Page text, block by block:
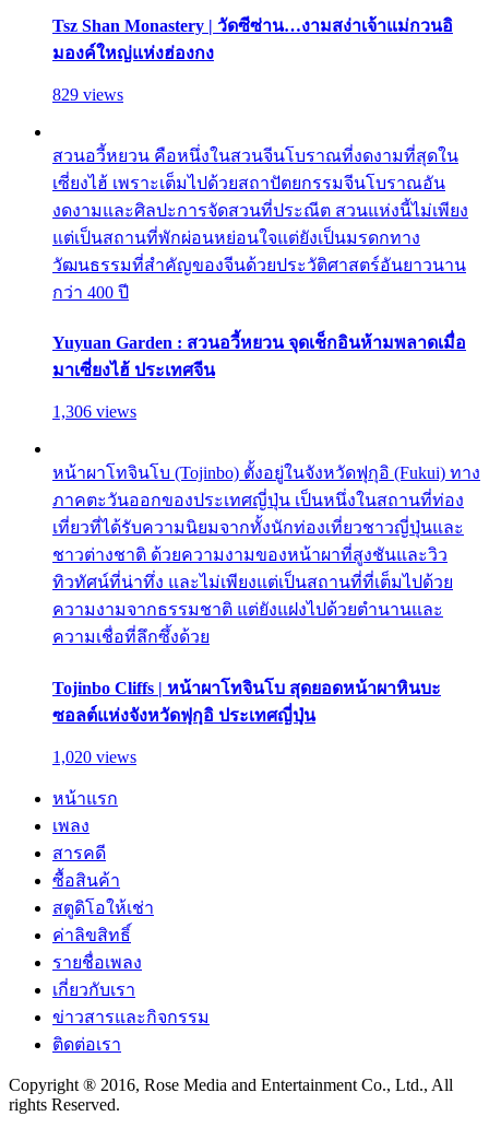
Tsz Shan Monastery | วัดซีซ่าน…งามสง่าเจ้าแม่กวนอิ
มองค์ใหญ่แห่งฮ่องกง
829 views
สวนอวี้หยวน คือหนึ่งในสวนจีนโบราณที่งดงามที่สุดใน
เซี่ยงไฮ้ เพราะเต็มไปด้วยสถาปัตยกรรมจีนโบราณอัน
งดงามและศิลปะการจัดสวนที่ประณีต สวนแห่งนี้ไม่เพียง
แต่เป็นสถานที่พักผ่อนหย่อนใจแต่ยังเป็นมรดกทาง
วัฒนธรรมที่สำคัญของจีนด้วยประวัติศาสตร์อันยาวนาน
กว่า 400 ปี
Yuyuan Garden : สวนอวี้หยวน จุดเช็กอินห้ามพลาดเมื่อ
มาเซี่ยงไฮ้ ประเทศจีน
1,306 views
หน้าผาโทจินโบ (Tojinbo) ตั้งอยู่ในจังหวัดฟุกุอิ (Fukui) ทาง
ภาคตะวันออกของประเทศญี่ปุ่น เป็นหนึ่งในสถานที่ท่อง
เที่ยวที่ได้รับความนิยมจากทั้งนักท่องเที่ยวชาวญี่ปุ่นและ
ชาวต่างชาติ ด้วยความงามของหน้าผาที่สูงชันและวิว
ทิวทัศน์ที่น่าทึ่ง และไม่เพียงแต่เป็นสถานที่ที่เต็มไปด้วย
ความงามจากธรรมชาติ แต่ยังแฝงไปด้วยตำนานและ
ความเชื่อที่ลึกซึ้งด้วย
Tojinbo Cliffs | หน้าผาโทจินโบ สุดยอดหน้าผาหินบะ
ซอลต์แห่งจังหวัดฟุกุอิ ประเทศญี่ปุ่น
1,020 views
หน้าแรก
เพลง
สารคดี
ซื้อสินค้า
สตูดิโอให้เช่า
ค่าลิขสิทธิ์
รายชื่อเพลง
เกี่ยวกับเรา
ข่าวสารและกิจกรรม
ติดต่อเรา
Copyright ® 2016, Rose Media and Entertainment Co., Ltd., All
rights Reserved.